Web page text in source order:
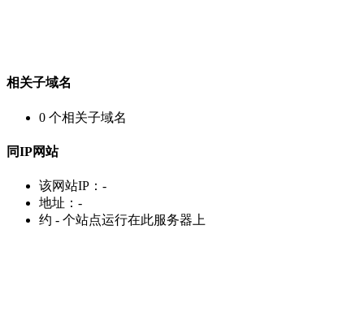
相关子域名
0 个相关子域名
同IP网站
该网站IP： -
地址： -
约 - 个站点运行在此服务器上